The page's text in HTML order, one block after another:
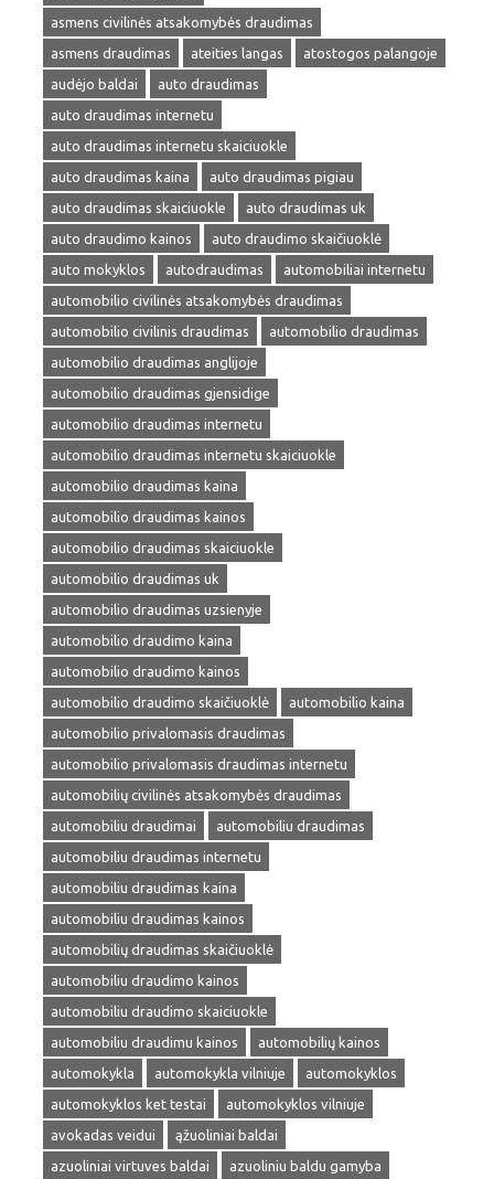
asmens civilinės atsakomybės draudimas
asmens draudimas
ateities langas
atostogos palangoje
audėjo baldai
auto draudimas
auto draudimas internetu
auto draudimas internetu skaiciuokle
auto draudimas kaina
auto draudimas pigiau
auto draudimas skaiciuokle
auto draudimas uk
auto draudimo kainos
auto draudimo skaičiuoklė
auto mokyklos
autodraudimas
automobiliai internetu
automobilio civilinės atsakomybės draudimas
automobilio civilinis draudimas
automobilio draudimas
automobilio draudimas anglijoje
automobilio draudimas gjensidige
automobilio draudimas internetu
automobilio draudimas internetu skaiciuokle
automobilio draudimas kaina
automobilio draudimas kainos
automobilio draudimas skaiciuokle
automobilio draudimas uk
automobilio draudimas uzsienyje
automobilio draudimo kaina
automobilio draudimo kainos
automobilio draudimo skaičiuoklė
automobilio kaina
automobilio privalomasis draudimas
automobilio privalomasis draudimas internetu
automobilių civilinės atsakomybės draudimas
automobiliu draudimai
automobiliu draudimas
automobiliu draudimas internetu
automobiliu draudimas kaina
automobiliu draudimas kainos
automobilių draudimas skaičiuoklė
automobiliu draudimo kainos
automobiliu draudimo skaiciuokle
automobiliu draudimu kainos
automobilių kainos
automokykla
automokykla vilniuje
automokyklos
automokyklos ket testai
automokyklos vilniuje
avokadas veidui
ąžuoliniai baldai
azuoliniai virtuves baldai
azuoliniu baldu gamyba